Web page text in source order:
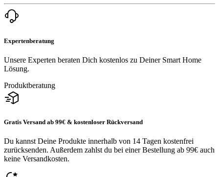
Expertenberatung
Unsere Experten beraten Dich kostenlos zu Deiner Smart Home
Lösung.
Produktberatung
Gratis Versand ab 99€ & kostenloser Rückversand
Du kannst Deine Produkte innerhalb von 14 Tagen kostenfrei
zurücksenden. Außerdem zahlst du bei einer Bestellung ab 99€ auch
keine Versandkosten.